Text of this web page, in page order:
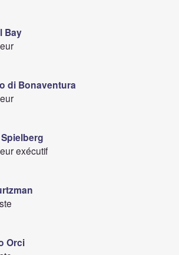
Bay
di Bonaventura
exécutif
Orci